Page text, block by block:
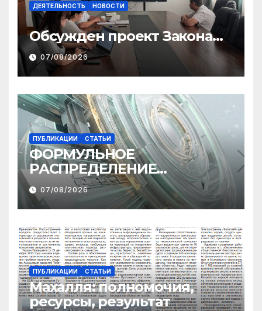
ДЕЯТЕЛЬНОСТЬ НОВОСТИ
Обсужден проект Закона
«О финансовом штрафе»
07/08/2026
ПУБЛИКАЦИИ СТАТЬИ
ФОРМУЛЬНОЕ
РАСПРЕДЕЛЕНИЕ
МЕЖБЮДЖЕТНЫХ
ТРАНСФЕРТОВ
07/08/2026
ПУБЛИКАЦИИ СТАТЬИ
Махалля:полномочия,
ресурсы, результат